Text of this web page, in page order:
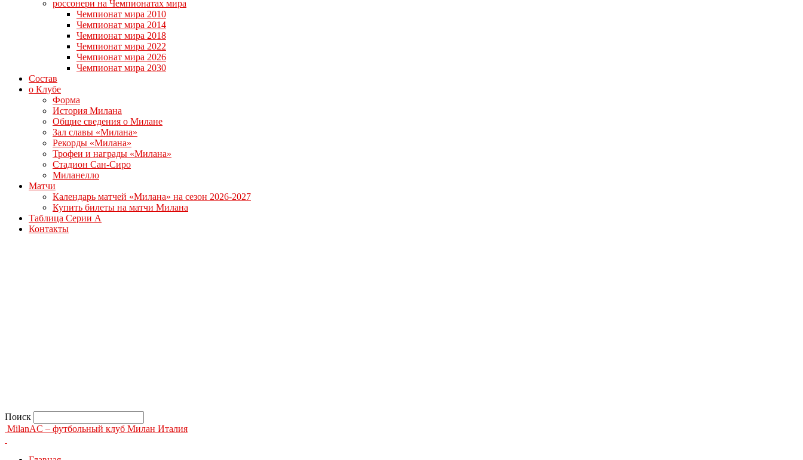
россонери на Чемпионатах мира
Чемпионат мира 2010
Чемпионат мира 2014
Чемпионат мира 2018
Чемпионат мира 2022
Чемпионат мира 2026
Чемпионат мира 2030
Состав
о Клубе
Форма
История Милана
Общие сведения о Милане
Зал славы «Милана»
Рекорды «Милана»
Трофеи и награды «Милана»
Стадион Сан-Сиро
Миланелло
Матчи
Календарь матчей «Милана» на сезон 2026-2027
Купить билеты на матчи Милана
Таблица Серии А
Контакты
Поиск
MilanAC – футбольный клуб Милан Италия